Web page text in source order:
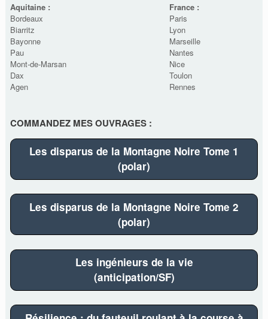
Aquitaine :
Bordeaux
Biarritz
Bayonne
Pau
Mont-de-Marsan
Dax
Agen
France :
Paris
Lyon
Marseille
Nantes
Nice
Toulon
Rennes
COMMANDEZ MES OUVRAGES :
Les disparus de la Montagne Noire Tome 1
(polar)
Les disparus de la Montagne Noire Tome 2
(polar)
Les ingénieurs de la vie
(anticipation/SF)